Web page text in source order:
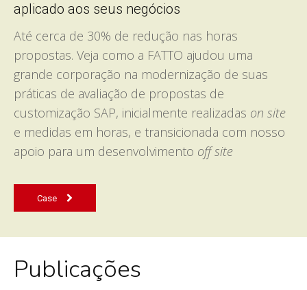
aplicado aos seus negócios
Até cerca de 30% de redução nas horas
propostas. Veja como a FATTO ajudou uma
grande corporação na modernização de suas
práticas de avaliação de propostas de
customização SAP, inicialmente realizadas on site
e medidas em horas, e transicionada com nosso
apoio para um desenvolvimento off site
Case
Publicações